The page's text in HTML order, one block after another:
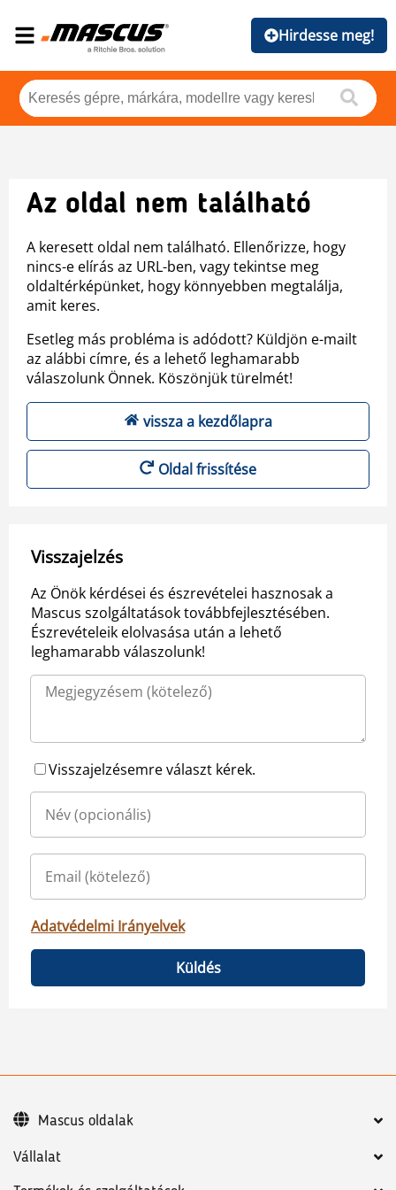
Hirdesse meg!
Az oldal nem található
A keresett oldal nem található. Ellenőrizze, hogy
nincs-e elírás az URL-ben, vagy tekintse meg
oldaltérképünket, hogy könnyebben megtalálja,
amit keres.
Esetleg más probléma is adódott? Küldjön e-mailt
az alábbi címre, és a lehető leghamarabb
válaszolunk Önnek. Köszönjük türelmét!
vissza a kezdőlapra
Oldal frissítése
Visszajelzés
Az Önök kérdései és észrevételei hasznosak a
Mascus szolgáltatások továbbfejlesztésében.
Észrevételeik elolvasása után a lehető
leghamarabb válaszolunk!
Visszajelzésemre választ kérek.
Adatvédelmi Irányelvek
Küldés
Vállalat
Mascus oldalak